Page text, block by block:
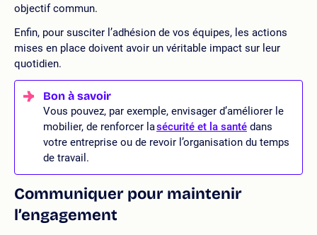
objectif commun.
Enfin, pour susciter l’adhésion de vos équipes, les actions
mises en place doivent avoir un véritable impact sur leur
quotidien.
Vous pouvez, par exemple, envisager d’améliorer le
mobilier, de renforcer lasécurité et la santé dans
votre entreprise ou de revoir l’organisation du temps
de travail.
Communiquer pour maintenir
l’engagement